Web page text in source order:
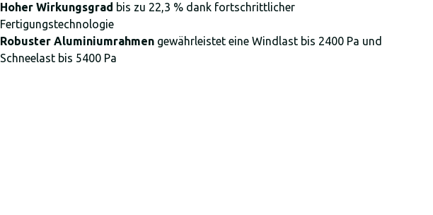
Hoher Wirkungsgrad bis zu 22,3 % dank fortschrittlicher
Fertigungstechnologie
Robuster Aluminiumrahmen gewährleistet eine Windlast bis 2400 Pa und
Schneelast bis 5400 Pa